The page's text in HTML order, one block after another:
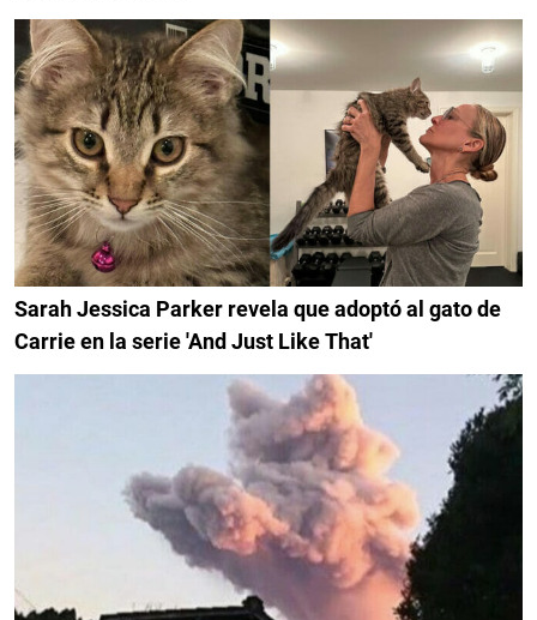
Sarah Jessica Parker revela que adoptó al gato de
Carrie en la serie 'And Just Like That'